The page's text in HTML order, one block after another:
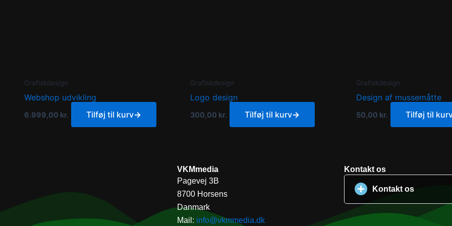
Grafiskdesign
Webshop udvikling
6.999,00 kr. Tilføj til kurv→
Grafiskdesign
Logo design
300,00 kr. Tilføj til kurv→
Grafiskdesign
Design af mussemåtte
50,00 kr. Tilføj til
VKMmedia
Pagevej 3B
8700 Horsens
Danmark
Mail: info@vkmmedia.dk
Kontakt os
Kontakt os